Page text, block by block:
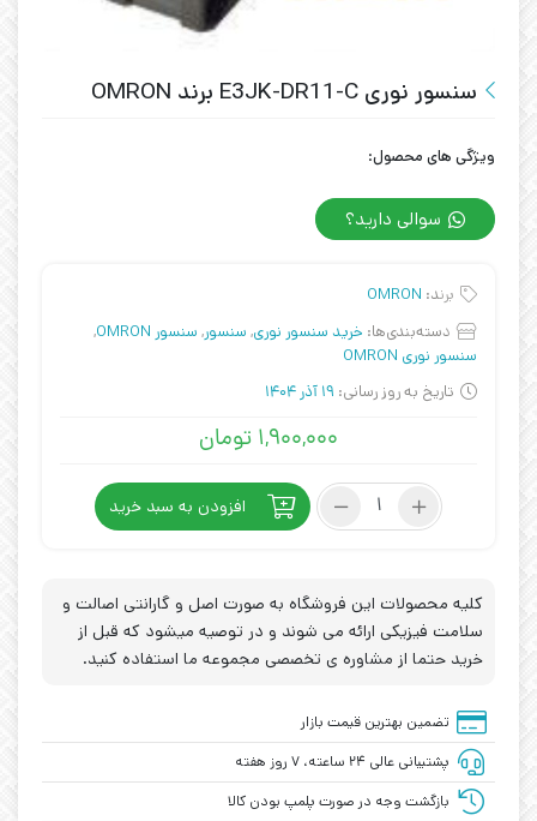
سنسور نوری E3JK-DR11-C برند OMRON
ویژگی های محصول:
سوالی دارید؟
برند: OMRON
دسته‌بندی‌ها: خرید سنسور نوری, سنسور, سنسور OMRON
,
سنسور نوری OMRON
تاریخ به روز رسانی: 19 آذر 1404
۱,۹۰۰,۰۰۰ تومان
سنسور
C
برند
OMRON
عدد
افزودن به سبد خرید
کلیه محصولات این فروشگاه به صورت اصل و گارانتی اصالت و
سلامت فیزیکی ارائه می شوند و در توصیه میشود که قبل از
خرید حتما از مشاوره ی تخصصی مجموعه ما استفاده کنید.
تضمین بهترین قیمت بازار
پشتیبانی عالی ۲۴ ساعته، ۷ روز هفته
بازگشت وجه در صورت پلمپ بودن کالا